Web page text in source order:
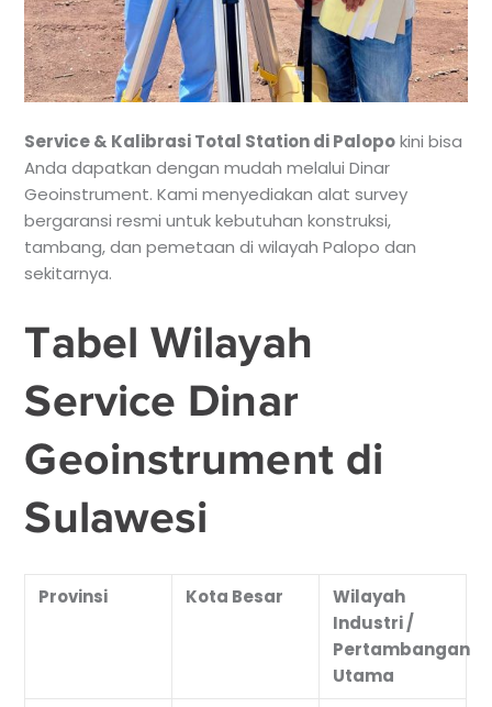
Service & Kalibrasi Total Station di Palopokini bisa
Anda dapatkan dengan mudah melalui Dinar
Geoinstrument. Kami menyediakan alat survey
bergaransi resmi untuk kebutuhan konstruksi,
tambang, dan pemetaan di wilayah Palopo dan
sekitarnya.
Tabel Wilayah
Service Dinar
Geoinstrument di
Sulawesi
Provinsi Kota Besar
Wilayah
Industri /
Pertambangan
Utama